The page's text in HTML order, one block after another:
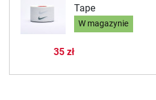
Tape
W magazynie
35 zł